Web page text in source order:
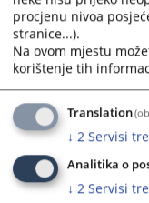
Linkovi
Udruženje
procjenu nivoa
stranice...).
Na ovom mjestu
korištenje tih
Translation
↓ 2 Servisi
Analitika o
↓ 2 Servisi